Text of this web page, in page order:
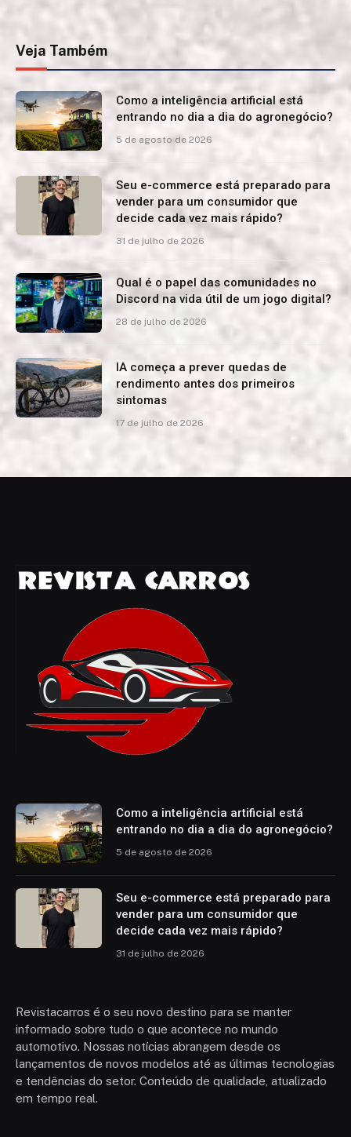
Veja Também
Como a inteligência artificial está
entrando no dia a dia do agronegócio?
5 de agosto de 2026
Seu e-commerce está preparado para
vender para um consumidor que
decide cada vez mais rápido?
31 de julho de 2026
Qual é o papel das comunidades no
Discord na vida útil de um jogo digital?
28 de julho de 2026
IA começa a prever quedas de
rendimento antes dos primeiros
sintomas
17 de julho de 2026
Como a inteligência artificial está
entrando no dia a dia do agronegócio?
5 de agosto de 2026
Seu e-commerce está preparado para
vender para um consumidor que
decide cada vez mais rápido?
31 de julho de 2026
Revistacarros é o seu novo destino para se manter
informado sobre tudo o que acontece no mundo
automotivo. Nossas notícias abrangem desde os
lançamentos de novos modelos até as últimas tecnologias
e tendências do setor. Conteúdo de qualidade, atualizado
em tempo real.